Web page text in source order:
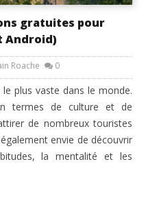
gratuites pour
Android)
Roache 0
plus vaste dans le monde.
termes de culture et de
de nombreux touristes
envie de découvrir
la mentalité et les